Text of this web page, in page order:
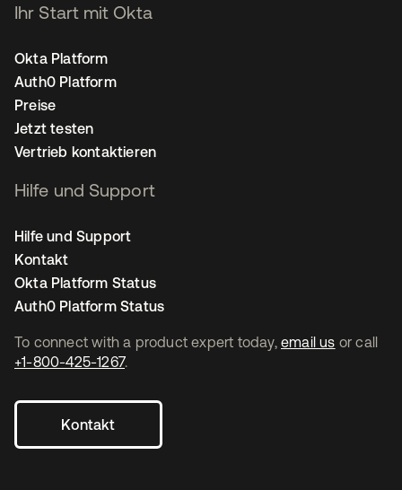
To connect with a product expert today, email us or call
+1-800-425-1267.
Kontakt
Ihr Start mit Okta
Okta Platform
Auth0 Platform
Preise
Jetzt testen
Vertrieb kontaktieren
Hilfe und Support
Hilfe und Support
Kontakt
Okta Platform Status
Auth0 Platform Status